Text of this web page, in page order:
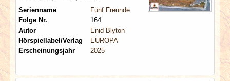
Serienname
Fünf Freunde
Folge Nr.
164
Autor
Enid Blyton
Hörspiellabel/Verlag
EUROPA
Erscheinungsjahr
2025